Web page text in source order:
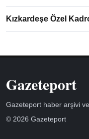
Kızkardeşe Özel
Gazeteport
Gazeteport haber arşivi ve
© 2026 Gazeteport